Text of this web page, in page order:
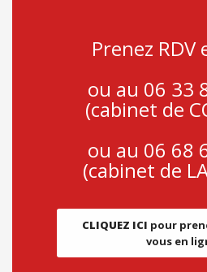
Prenez RDV
ou au 06 33
(cabinet de
ou au 06 68
(cabinet de
CLIQUEZ ICI pour
vous en